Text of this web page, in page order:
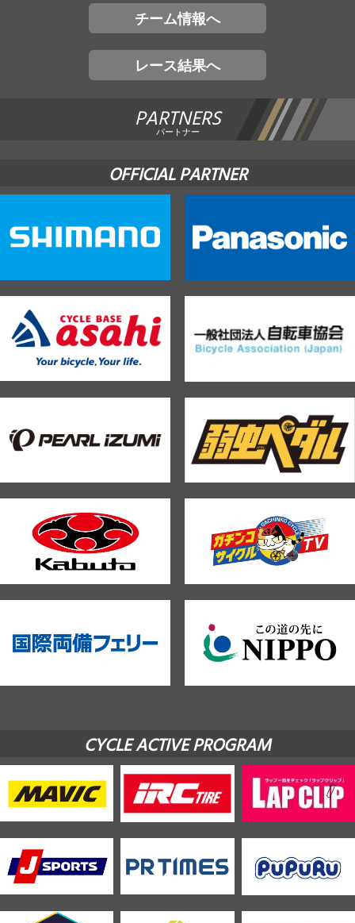
チーム情報へ
レース結果へ
PARTNERS
パートナー
OFFICIAL PARTNER
CYCLE ACTIVE PROGRAM